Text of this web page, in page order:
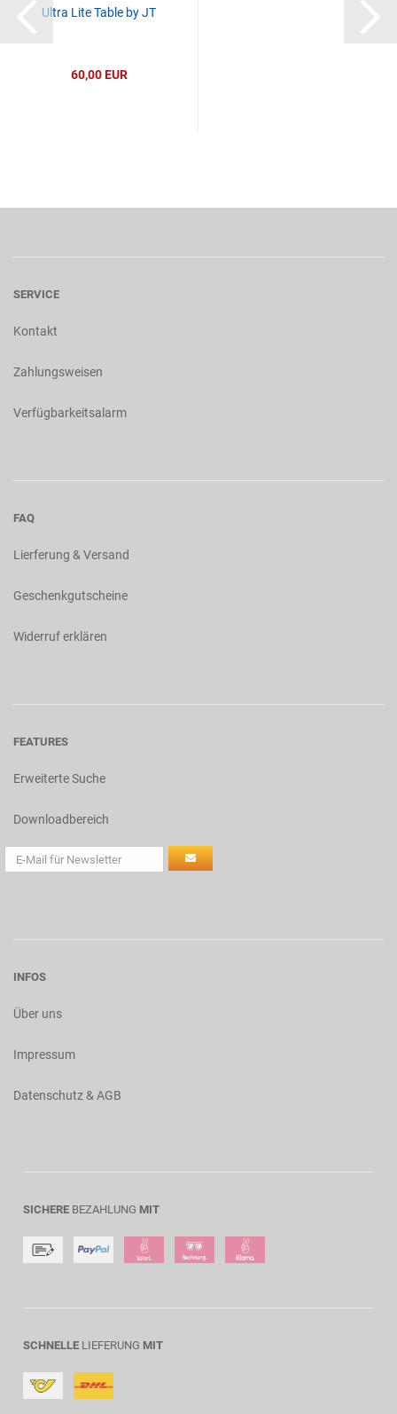
Ultra Lite Table by JT
60,00 EUR
SERVICE
Kontakt
Zahlungsweisen
Verfügbarkeitsalarm
FAQ
Lierferung & Versand
Geschenkgutscheine
Widerruf erklären
FEATURES
Erweiterte Suche
Downloadbereich
INFOS
Über uns
Impressum
Datenschutz & AGB
SICHERE BEZAHLUNG MIT
SCHNELLE LIEFERUNG MIT